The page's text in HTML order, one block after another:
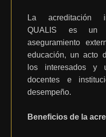
La acreditación
QUALIS es un
aseguramiento
educación, un acto
los interesados y
docentes e
desempeño.
Beneficios de la